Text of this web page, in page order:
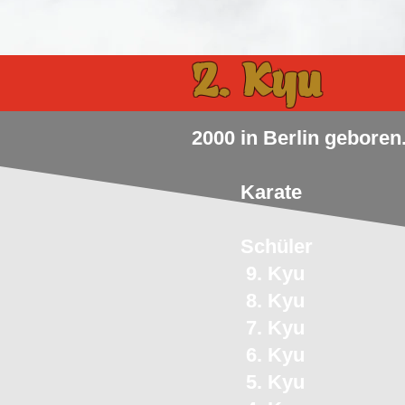
2. Kyu
2000 in Berlin
​Karate
Schüler
9. Kyu
8. Kyu
7. Kyu
6. Kyu
5. Kyu